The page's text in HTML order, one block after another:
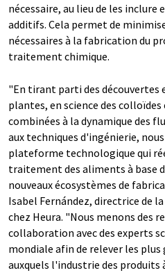
nécessaire, au lieu de les
additifs. Cela permet de
nécessaires à la fabrication du
traitement chimique.
"En tirant parti des découvertes
plantes, en science des
combinées à la dynamique des
aux techniques d'ingénierie,
plateforme technologique qui
traitement des aliments à base
nouveaux écosystèmes de
Isabel Fernández, directrice de
chez Heura. "Nous menons des
collaboration avec des experts
mondiale afin de relever les
auxquels l'industrie des produits